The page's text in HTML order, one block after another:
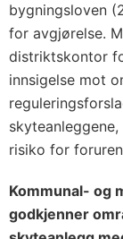
bygningsloven
for avgjørelse.
distriktskontor
innsigelse mot
risiko for
Kommunal- og
godkjenner